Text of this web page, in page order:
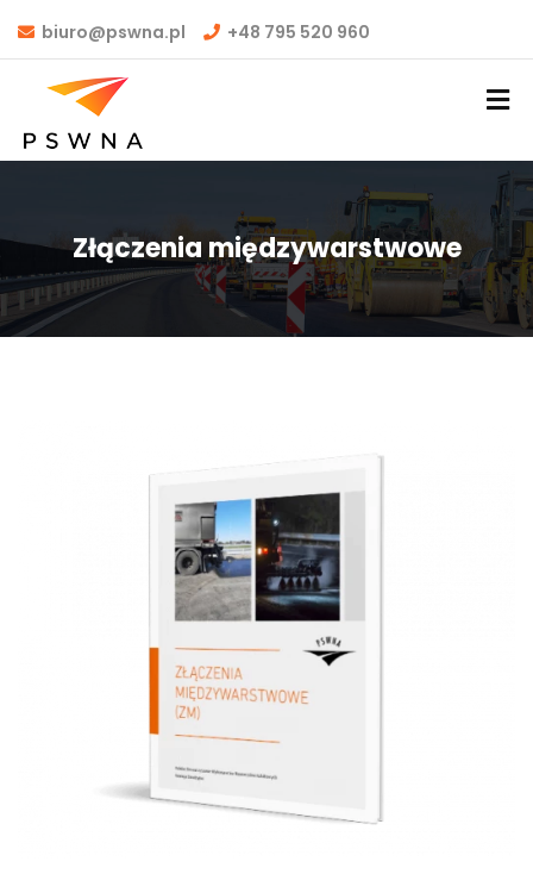
biuro@pswna.pl +48 795 520 960
Złączenia międzywarstwowe